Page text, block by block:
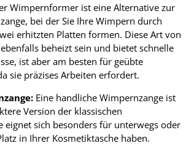
Wimpernformer ist eine Alternative zur
bei der Sie Ihre Wimpern durch
erhitzten Platten formen. Diese Art von
beheizt sein und bietet schnelle
ist aber am besten für geübte
sie präzises Arbeiten erfordert.
Eine handliche Wimpernzange ist
Version der klassischen
eignet sich besonders für unterwegs oder
in Ihrer Kosmetiktasche haben.